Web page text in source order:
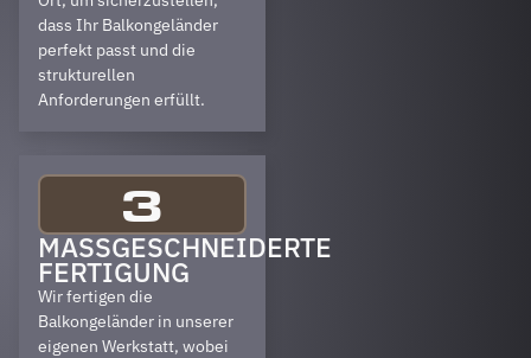
dass Ihr Balkongeländer
perfekt passt und die
strukturellen
Anforderungen erfüllt.
3
MASSGESCHNEIDERTE F
ERTIGUNG
Wir fertigen die
Balkongeländer in unserer
eigenen Werkstatt, wobei